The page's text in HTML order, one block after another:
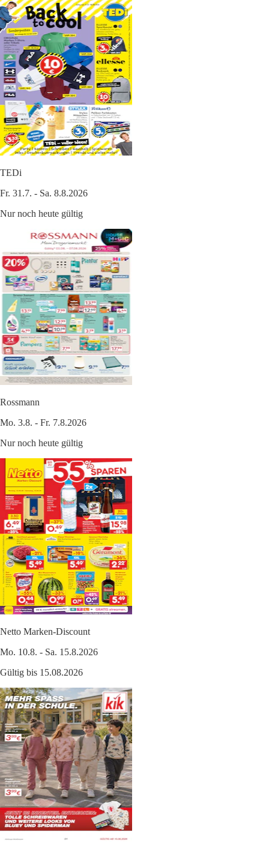
TEDi
Fr. 31.7. - Sa. 8.8.2026
Nur noch heute gültig
Rossmann
Mo. 3.8. - Fr. 7.8.2026
Nur noch heute gültig
Netto Marken-Discount
Mo. 10.8. - Sa. 15.8.2026
Gültig bis 15.08.2026